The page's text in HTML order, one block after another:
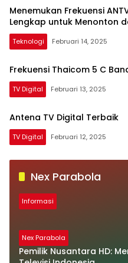
Menemukan Frekuensi
Lengkap untuk Menonton
Teknologi Februari 14, 2025
Frekuensi Thaicom 5 C
TV Digital Februari 13, 2025
Antena TV Digital Terbaik
TV Digital Februari 12, 2025
Nex Parabola
Informasi
Nex Parabola
Pemilik Nusantara HD: